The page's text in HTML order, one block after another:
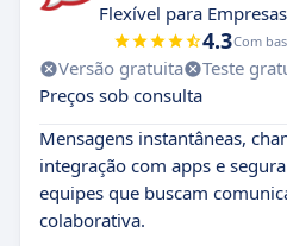
Flexível para Empresas
4.3Com
Versão gratuita Teste
Preços sob consulta
Mensagens instantâneas,
integração com apps e
equipes que buscam
colaborativa.